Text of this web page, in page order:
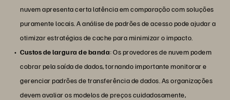
nuvem apresenta certa latência em comparação com soluções
puramente locais. A análise de padrões de acesso pode ajudar a
otimizar estratégias de cache para minimizar o impacto.
Custos de largura de banda: Os provedores de nuvem podem
cobrar pela saída de dados, tornando importante monitorar e
gerenciar padrões de transferência de dados. As organizações
devem avaliar os modelos de preços cuidadosamente,